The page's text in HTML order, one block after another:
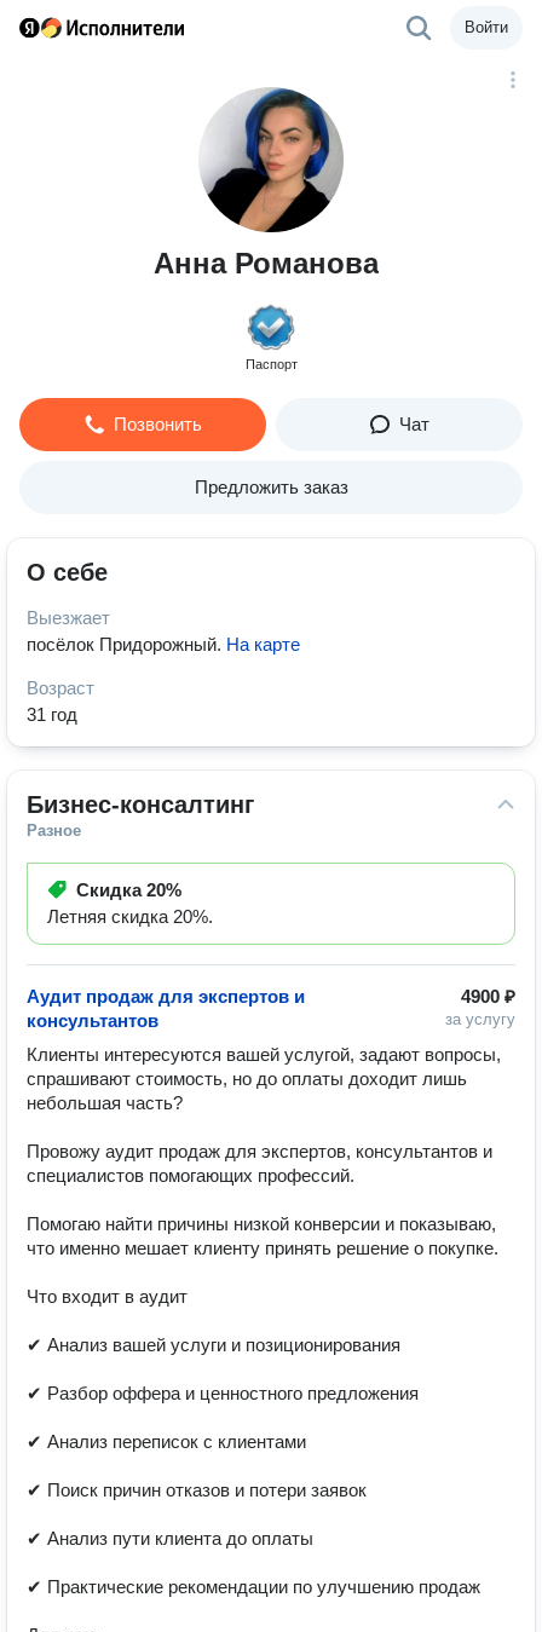
Войти
Анна Романова
Паспорт
Позвонить Чат
Предложить заказ
О себе
Выезжает
посёлок Придорожный. На карте
Возраст
31 год
Бизнес-консалтинг
Разное
Скидка20%
Летняя скидка 20%.
4900 ₽
за услугу
Аудит продаж для экспертов и
консультантов
Клиенты интересуются вашей услугой, задают вопросы,
спрашивают стоимость, но до оплаты доходит лишь
небольшая часть?
Провожу аудит продаж для экспертов, консультантов и
специалистов помогающих профессий.
Помогаю найти причины низкой конверсии и показываю,
что именно мешает клиенту принять решение о покупке.
Что входит в аудит
✔ Анализ вашей услуги и позиционирования
✔ Разбор оффера и ценностного предложения
✔ Анализ переписок с клиентами
✔ Поиск причин отказов и потери заявок
✔ Анализ пути клиента до оплаты
✔ Практические рекомендации по улучшению продаж